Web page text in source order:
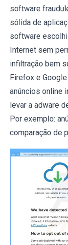
software
sólida de
software
Internet sem
infiltração bem
Firefox e
anúncios online
levar a adware
Por exemplo:
comparação de